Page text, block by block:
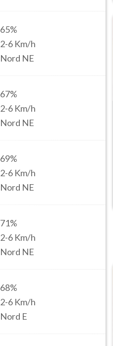
65%
2-6 Km/h
Nord NE
67%
2-6 Km/h
Nord NE
69%
2-6 Km/h
Nord NE
71%
2-6 Km/h
Nord NE
68%
2-6 Km/h
Nord E